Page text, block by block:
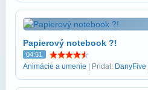
Papierový notebook ?!
04:51
Animácie a umenie | Pridal: DanyFive